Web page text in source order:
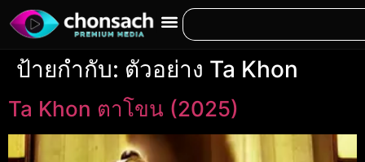
ป้ายกำกับ: ตัวอย่าง Ta Khon
Ta Khon ตาโขน (2025)